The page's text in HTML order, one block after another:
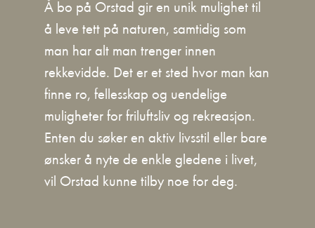
Å bo på Orstad gir en unik mulighet til
å leve tett på naturen, samtidig som
man har alt man trenger innen
rekkevidde. Det er et sted hvor man kan
finne ro, fellesskap og uendelige
muligheter for friluftsliv og rekreasjon.
Enten du søker en aktiv livsstil eller bare
ønsker å nyte de enkle gledene i livet,
vil Orstad kunne tilby noe for deg.